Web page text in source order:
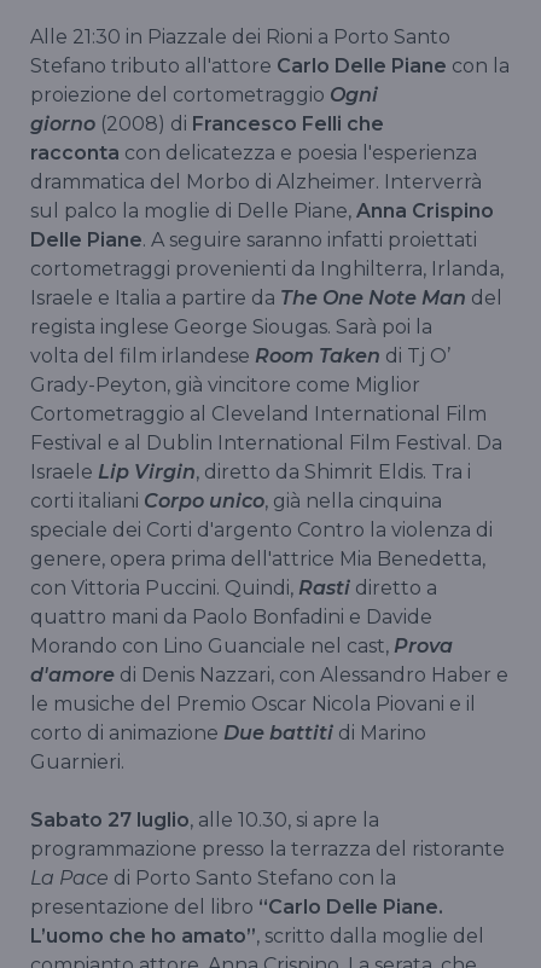
Alle 21:30 in Piazzale dei Rioni a Porto Santo
Stefano tributo all'attore Carlo Delle Piane con la
proiezione del cortometraggio Ogni
giorno (2008) di Francesco Felli che
racconta con delicatezza e poesia l'esperienza
drammatica del Morbo di Alzheimer. Interverrà
sul palco la moglie di Delle Piane, Anna Crispino
Delle Piane. A seguire saranno infatti proiettati
cortometraggi provenienti da Inghilterra, Irlanda,
Israele e Italia a partire da The One Note Man del
regista inglese George Siougas. Sarà poi la
volta del film irlandese Room Taken di Tj O’
Grady-Peyton, già vincitore come Miglior
Cortometraggio al Cleveland International Film
Festival e al Dublin International Film Festival. Da
Israele Lip Virgin, diretto da Shimrit Eldis. Tra i
corti italiani Corpo unico, già nella cinquina
speciale dei Corti d'argento Contro la violenza di
genere, opera prima dell'attrice Mia Benedetta,
con Vittoria Puccini. Quindi, Rasti diretto a
quattro mani da Paolo Bonfadini e Davide
Morando con Lino Guanciale nel cast, Prova
d'amore di Denis Nazzari, con Alessandro Haber e
le musiche del Premio Oscar Nicola Piovani e il
corto di animazione Due battiti di Marino
Guarnieri.
Sabato 27 luglio, alle 10.30, si apre la
programmazione presso la terrazza del ristorante
La Pace di Porto Santo Stefano con la
presentazione del libro “Carlo Delle Piane.
L’uomo che ho amato”, scritto dalla moglie del